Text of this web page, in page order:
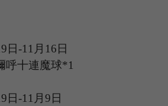
日-11 月 16 日
呼十連魔球*1
日-11 月9 日